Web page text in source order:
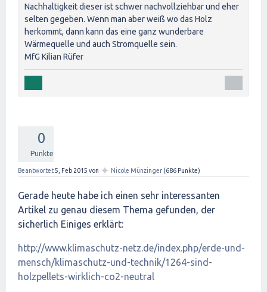
Nachhaltigkeit dieser ist schwer nachvollziehbar und eher
selten gegeben. Wenn man aber weiß wo das Holz
herkommt, dann kann das eine ganz wunderbare
Wärmequelle und auch Stromquelle sein.
MfG Kilian Rüfer
0
Punkte
Beantwortet5, Feb 2015 von ✦ Nicole Münzinger (686 Punkte)
Gerade heute habe ich einen sehr interessanten
Artikel zu genau diesem Thema gefunden, der
sicherlich Einiges erklärt:
http://www.klimaschutz-netz.de/index.php/erde-und-
mensch/klimaschutz-und-technik/1264-sind-
holzpellets-wirklich-co2-neutral